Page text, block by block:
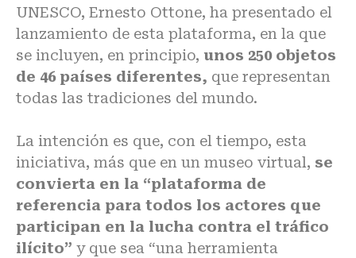
UNESCO, Ernesto Ottone, ha presentado el
lanzamiento de esta plataforma, en la que
se incluyen, en principio, unos 250 objetos
de 46 países diferentes, que representan
todas las tradiciones del mundo.
La intención es que, con el tiempo, esta
iniciativa, más que en un museo virtual, se
convierta en la “plataforma de
referencia para todos los actores que
participan en la lucha contra el tráfico
ilícito” y que sea “una herramienta